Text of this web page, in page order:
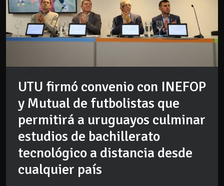
UTU firmó convenio con INEFOP
y Mutual de futbolistas que
permitirá a uruguayos culminar
estudios de bachillerato
tecnológico a distancia desde
cualquier país